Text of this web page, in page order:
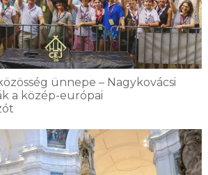
ünnepe – Nagykovácsi
a közép-európai